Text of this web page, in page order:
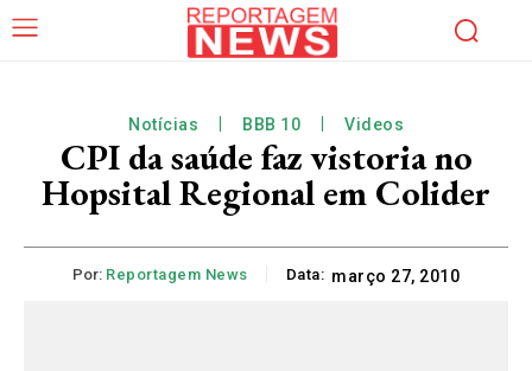
Notícias BBB 10 Videos
CPI da saúde faz vistoria no
Hopsital Regional em Colider
Por: Reportagem News Data: março 27, 2010